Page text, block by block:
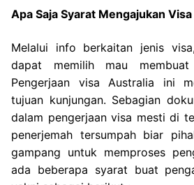
Apa Saja Syarat Mengajukan
Melalui info berkaitan jenis
dapat memilih mau
Pengerjaan visa Australia ini
tujuan kunjungan. Sebagian
dalam pengerjaan visa mesti di
penerjemah tersumpah biar
gampang untuk memproses
ada beberapa syarat buat